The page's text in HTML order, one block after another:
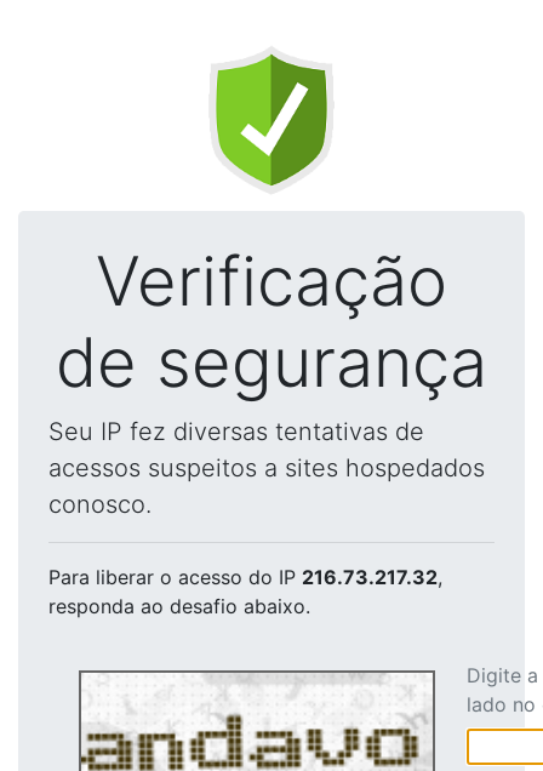
Verificação
de segurança
Seu IP fez diversas tentativas de
acessos suspeitos a sites hospedados
conosco.
Para liberar o acesso do IP 216.73.217.32,
responda ao desafio abaixo.
Digite
lado no